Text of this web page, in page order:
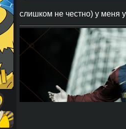
слишком не честно) у меня